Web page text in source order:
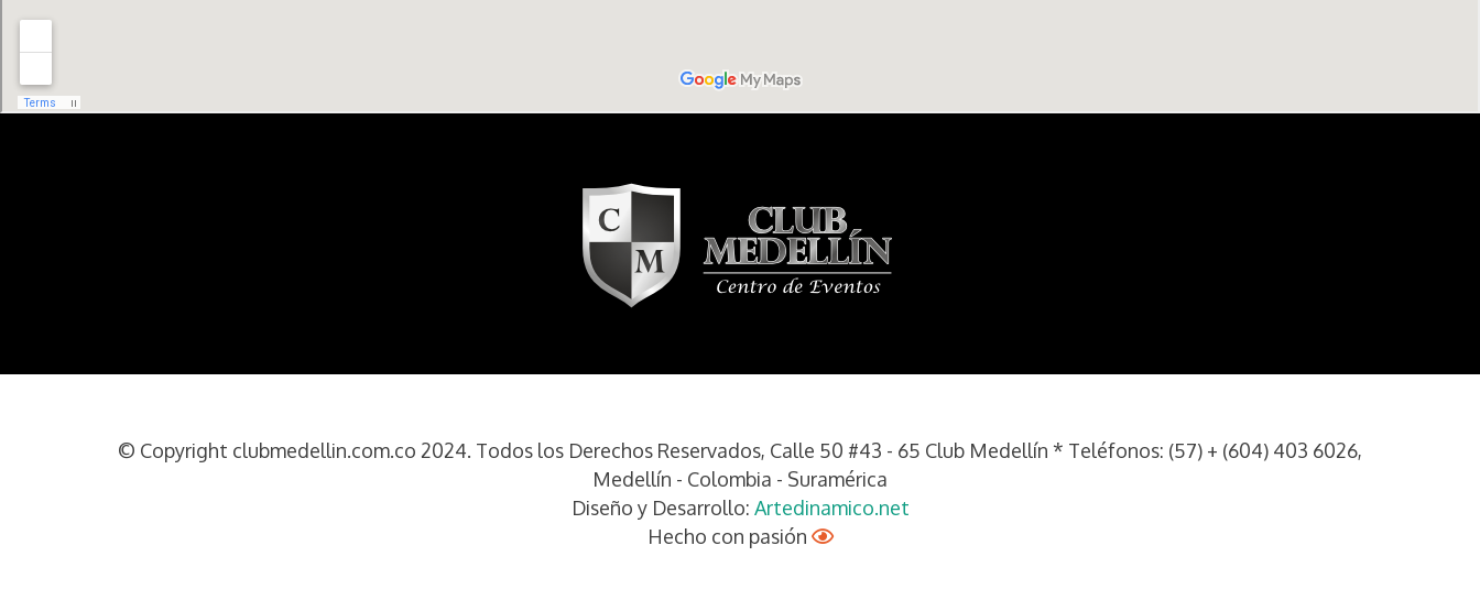
© Copyright clubmedellin.com.co 2024. Todos los Derechos Reservados, Calle 50 #43 - 65 Club Medellín * Teléfonos: (57) + (604) 403 6026,
Medellín - Colombia - Suramérica
Diseño y Desarrollo: Artedinamico.net
Hecho con pasión